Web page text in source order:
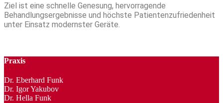
Ziel ist eine schnelle Genesung, hervorragende
Behandlungsergebnisse und höchste Patientenzufriedenheit
unter Einsatz modernster Geräte.
Praxis
Dr. Eberhard Funk
Dr. Igor Yakubov
Dr. Hella Funk